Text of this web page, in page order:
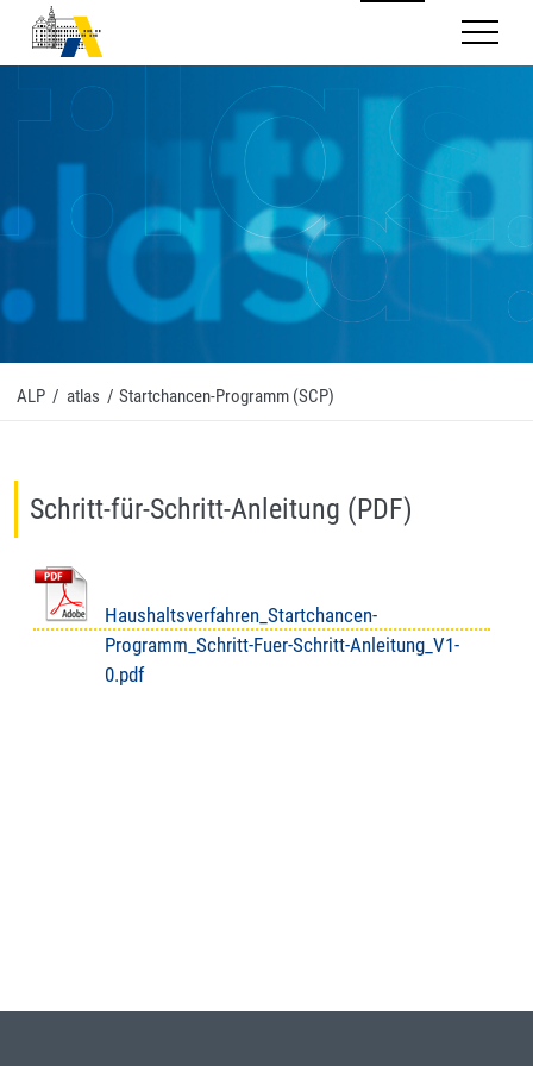
ALP / atlas / Startchancen-Programm (SCP)
Schritt-für-Schritt-Anleitung (PDF)
Haushaltsverfahren_Startchancen-
Programm_Schritt-Fuer-Schritt-Anleitung_V1-
0.pdf